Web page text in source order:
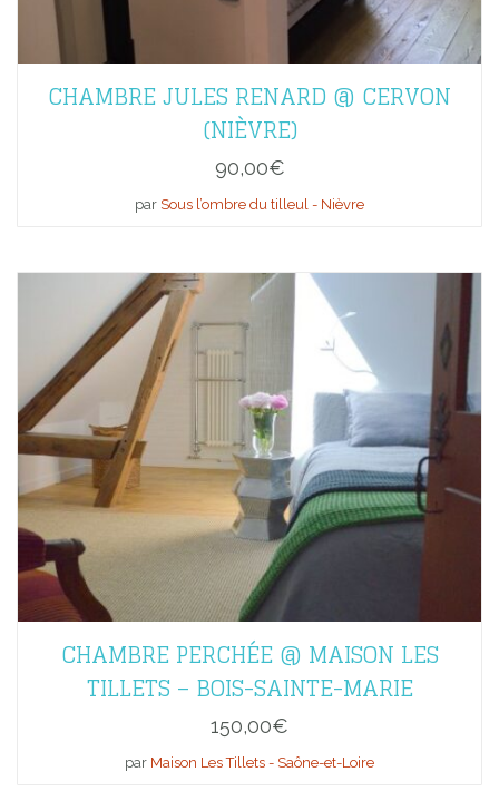
CHAMBRE JULES RENARD @ CERVON
(NIÈVRE)
90,00€
par Sous l’ombre du tilleul - Nièvre
CHAMBRE PERCHÉE @ MAISON LES
TILLETS – BOIS-SAINTE-MARIE
150,00€
par Maison Les Tillets - Saône-et-Loire